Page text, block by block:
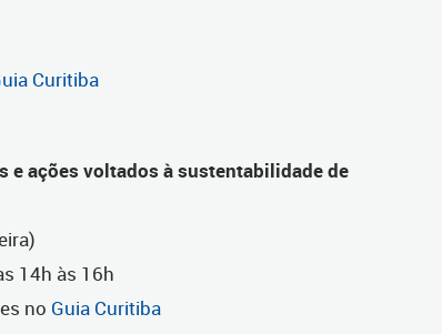
Curitiba
e ações voltados à sustentabilidade de
14h às 16h
no Guia Curitiba